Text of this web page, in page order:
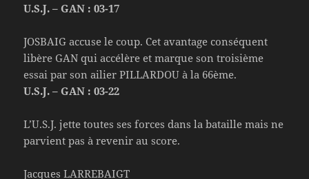
U.S.J. – GAN : 03-17
JOSBAIG accuse le coup. Cet avantage conséquent
libère GAN qui accélère et marque son troisième
essai par son ailier PILLARDOU à la 66ème.
U.S.J. – GAN : 03-22
L’U.S.J. jette toutes ses forces dans la bataille mais ne
parvient pas à revenir au score.
Jacques LARREBAIGT